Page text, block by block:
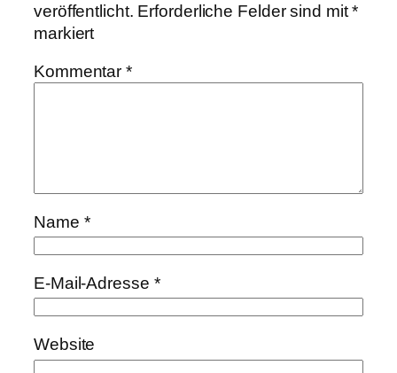
veröffentlicht. Erforderliche Felder sind mit*
markiert
Kommentar*
Name *
E-Mail-Adresse *
Website